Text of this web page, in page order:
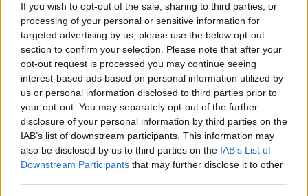
If you wish to opt-out of the sale, sharing to third parties, or
processing of your personal or sensitive information for
targeted advertising by us, please use the below opt-out
section to confirm your selection. Please note that after your
opt-out request is processed you may continue seeing
interest-based ads based on personal information utilized by
us or personal information disclosed to third parties prior to
your opt-out. You may separately opt-out of the further
disclosure of your personal information by third parties on the
IAB’s list of downstream participants. This information may
also be disclosed by us to third parties on the IAB’s List of
Downstream Participants that may further disclose it to other
C
A N T
O
C
O D A
R
A
M A D
A
P
E S O S
Gíria para programar códigos:
C
O D A
R
Palavra em inglês para boné:
C
A
P